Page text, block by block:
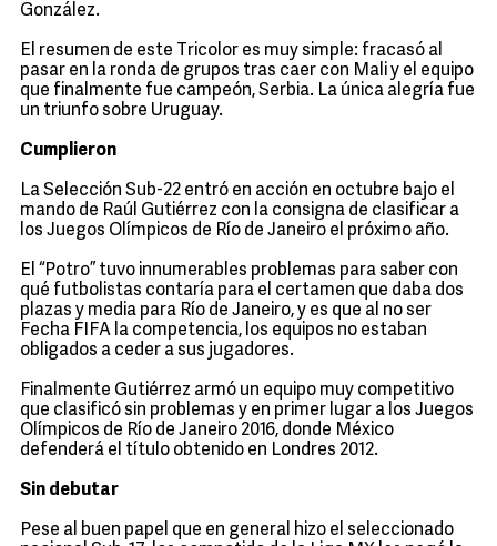
González.
El resumen de este Tricolor es muy simple: fracasó al
pasar en la ronda de grupos tras caer con Mali y el equipo
que finalmente fue campeón, Serbia. La única alegría fue
un triunfo sobre Uruguay.
Cumplieron
La Selección Sub-22 entró en acción en octubre bajo el
mando de Raúl Gutiérrez con la consigna de clasificar a
los Juegos Olímpicos de Río de Janeiro el próximo año.
El “Potro” tuvo innumerables problemas para saber con
qué futbolistas contaría para el certamen que daba dos
plazas y media para Río de Janeiro, y es que al no ser
Fecha FIFA la competencia, los equipos no estaban
obligados a ceder a sus jugadores.
Finalmente Gutiérrez armó un equipo muy competitivo
que clasificó sin problemas y en primer lugar a los Juegos
Olímpicos de Río de Janeiro 2016, donde México
defenderá el título obtenido en Londres 2012.
Sin debutar
Pese al buen papel que en general hizo el seleccionado